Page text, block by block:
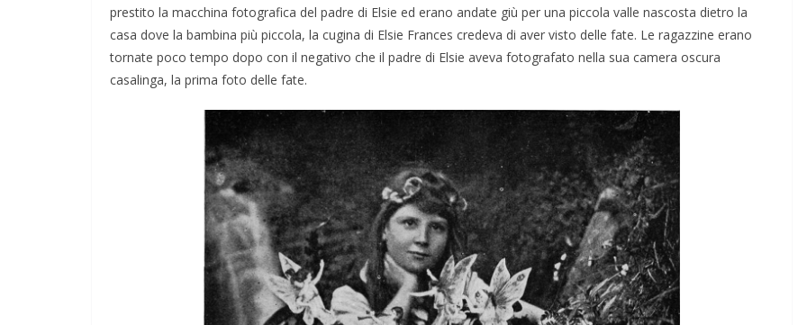
prestito la macchina fotografica del padre di Elsie ed erano andate giù per una piccola valle nascosta dietro la
casa dove la bambina più piccola, la cugina di Elsie Frances credeva di aver visto delle fate. Le ragazzine erano
tornate poco tempo dopo con il negativo che il padre di Elsie aveva fotografato nella sua camera oscura
casalinga, la prima foto delle fate.